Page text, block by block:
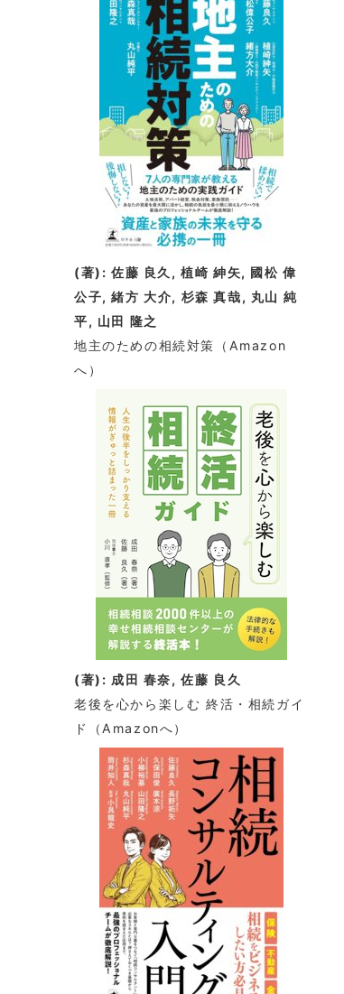
(著): 佐藤 良久, 植崎 紳矢, 國松 偉
公子, 緒方 大介, 杉森 真哉, 丸山 純
平, 山田 隆之
地主のための相続対策
（Amazon
へ）
(著): 成田 春奈, 佐藤 良久
老後を心から楽しむ 終活・相続ガイ
ド
（Amazonへ）